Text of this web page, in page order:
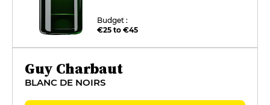
Budget :
€25 to €45
Guy Charbaut
BLANC DE NOIRS